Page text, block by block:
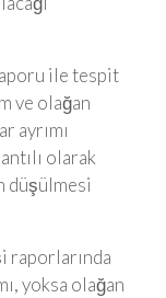
ile tespit
ve olağan
ayrımı
olarak
düşülmesi
raporlarında
yoksa olağan